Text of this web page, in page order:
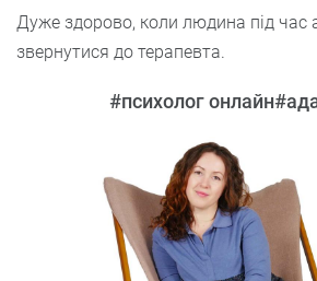
Дуже здорово, коли людина під час
звернутися до терапевта.
#психолог онлайн